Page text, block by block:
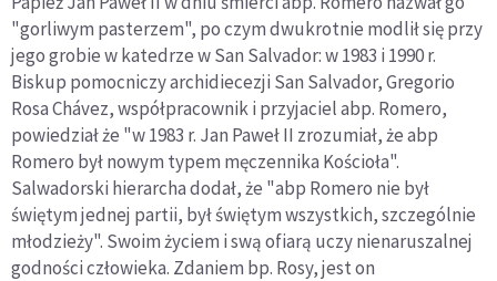
"gorliwym pasterzem", po czym dwukrotnie modlił się przy
jego grobie w katedrze w San Salvador: w 1983 i 1990 r.
Biskup pomocniczy archidiecezji San Salvador, Gregorio
Rosa Chávez, współpracownik i przyjaciel abp. Romero,
powiedział że "w 1983 r. Jan Paweł II zrozumiał, że abp
Romero był nowym typem męczennika Kościoła".
Salwadorski hierarcha dodał, że "abp Romero nie był
świętym jednej partii, był świętym wszystkich, szczególnie
młodzieży". Swoim życiem i swą ofiarą uczy nienaruszalnej
godności człowieka. Zdaniem bp. Rosy, jest on